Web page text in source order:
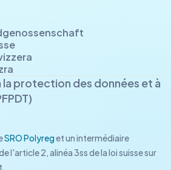
protection des données et à
SRO Polyreget un intermédiaire
l'article 2, alinéa 3ss de la loi suisse sur